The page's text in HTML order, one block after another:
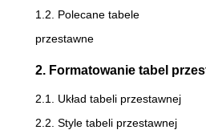
1.2. Polecane tabele
przestawne
2. Formatowanie tabel
2.1. Układ tabeli przestawnej
2.2. Style tabeli przestawnej